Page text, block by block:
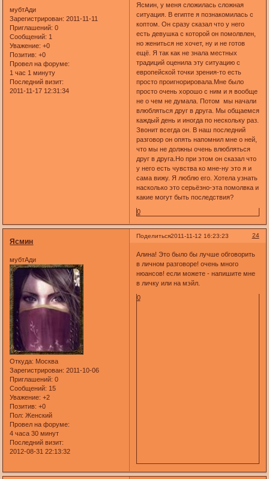
мубтАди
Зарегистрирован: 2011-11-11
Приглашений: 0
Сообщений: 1
Уважение: +0
Позитив: +0
Провел на форуме:
1 час 1 минуту
Последний визит:
2011-11-17 12:31:34
Ясмин, у меня сложилась сложная
ситуация. В египте я познакомилась с
коптом. Он сразу сказал что у него
есть девушка с которой он помолвлен,
но жениться не хочет, ну и не готов
ещё. Я так как не знала местных
традиций оценила эту ситуацию с
европейской точки зрения-то есть
просто проигнорировала.Мне было
просто очень хорошо с ним и я вообще
не о чем не думала. Потом мы начали
влюбляться друг в друга. Мы общаемся
каждый день и иногда по нескольку раз.
Звонит всегда он. В наш последний
разговор он опять напомнил мне о ней,
что мы не должны очень влюбляться
друг в друга.Но при этом он сказал что
у него есть чувства ко мне-ну это я и
сама вижу. Я люблю его. Хотела узнать
насколько это серьёзно-эта помолвка и
какие могут быть последствия?
0
Поделиться 24
2011-11-12 16:23:23
Ясмин
мубтАди
Откуда: Москва
Зарегистрирован: 2011-10-06
Приглашений: 0
Сообщений: 15
Уважение: +2
Позитив: +0
Пол: Женский
Провел на форуме:
4 часа 30 минут
Последний визит:
2012-08-31 22:13:32
Алина! Это было бы лучше обговорить
в личном разговоре! очень много
нюансов! если можете - напишите мне
в личку или на мэйл.
0